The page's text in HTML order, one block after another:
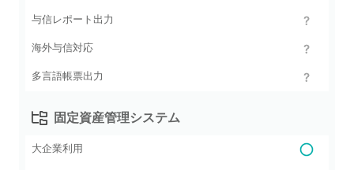
与信レポート出力
海外与信対応
多言語帳票出力
固定資産管理システム
大企業利用